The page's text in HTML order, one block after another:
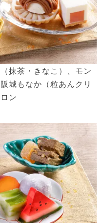
抹茶・きなこ）、モン
城もなか（粒あんクリ
ン